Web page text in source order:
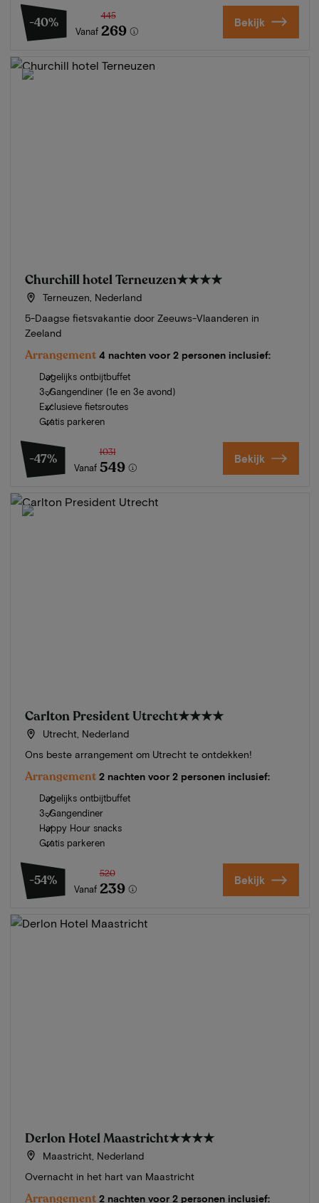
-40%
Vanaf
445
269 Bekijk
Churchill hotel Terneuzen★★★★
Terneuzen, Nederland
5-Daagse fietsvakantie door Zeeuws-Vlaanderen in
Zeeland
Arrangement 4 nachten voor 2 personen inclusief:
Dagelijks ontbijtbuffet
3-Gangendiner (1e en 3e avond)
Exclusieve fietsroutes
Gratis parkeren
-47%
Vanaf
1031
549 Bekijk
Carlton President Utrecht★★★★
Utrecht, Nederland
Ons beste arrangement om Utrecht te ontdekken!
Arrangement 2 nachten voor 2 personen inclusief:
Dagelijks ontbijtbuffet
3-Gangendiner
Happy Hour snacks
Gratis parkeren
-54%
Vanaf
520
239 Bekijk
Derlon Hotel Maastricht★★★★
Maastricht, Nederland
Overnacht in het hart van Maastricht
Arrangement 2 nachten voor 2 personen inclusief: